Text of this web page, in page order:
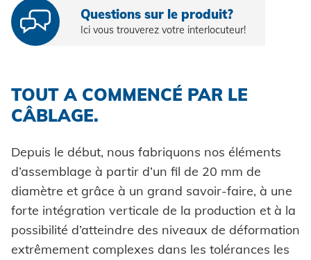
Traitement ultérieur
Innovations
DOMAINES D'APPLICATION
Construction d'usine
Maritime
Biens de consommation
ingénierie mécanique
Énergie renouvelable
Formations
Newsletter
SERVICE D'OUTILLAGE
Maintenance et réparation
TELECHARGEMENTS
Catalogues et matériel d'information
CAO Downloads
CARRIÈRE
CONTACT
Chercher
Questions sur le produit?
Ici vous trouverez votre interlocuteur!
TOUT A COMMENCÉ PAR LE
CÂBLAGE.
Depuis le début, nous fabriquons nos éléments
d’assemblage à partir d’un fil de 20 mm de
diamètre et grâce à un grand savoir-faire, à une
forte intégration verticale de la production et à la
possibilité d’atteindre des niveaux de déformation
extrêmement complexes dans les tolérances les